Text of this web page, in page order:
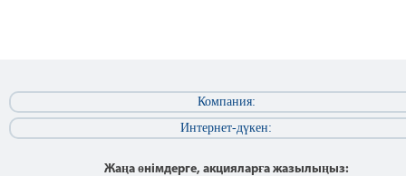
Компания:
Интернет-дүкен:
Жаңа өнімдерге, акцияларға жазылыңыз: